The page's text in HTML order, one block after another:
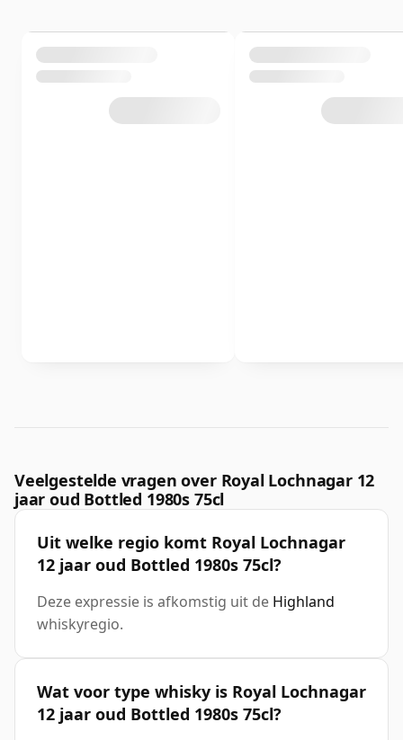
Veelgestelde vragen over Royal Lochnagar 12
jaar oud Bottled 1980s 75cl
Uit welke regio komt Royal Lochnagar
12 jaar oud Bottled 1980s 75cl?
Deze expressie is afkomstig uit de Highland
whiskyregio.
Wat voor type whisky is Royal Lochnagar
12 jaar oud Bottled 1980s 75cl?